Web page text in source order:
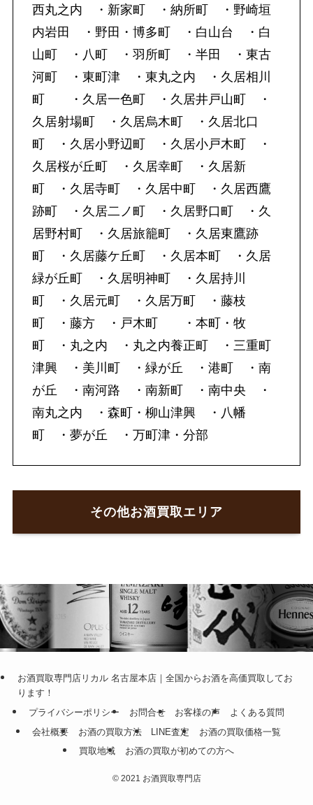
西丸之内 ・新家町 ・納所町 ・野崎垣
内岩田 ・野田・博多町 ・白山台 ・白
山町 ・八町 ・羽所町 ・半田 ・東古
河町 ・東町津 ・東丸之内 ・久居相川
町 ・久居一色町 ・久居井戸山町 ・
久居射場町 ・久居烏木町 ・久居北口
町 ・久居小野辺町 ・久居小戸木町 ・
久居桜が丘町 ・久居幸町 ・久居新
町 ・久居寺町 ・久居中町 ・久居西鷹
跡町 ・久居二ノ町 ・久居野口町 ・久
居野村町 ・久居旅籠町 ・久居東鷹跡
町 ・久居藤ケ丘町 ・久居本町 ・久居
緑が丘町 ・久居明神町 ・久居持川
町 ・久居元町 ・久居万町 ・藤枝
町 ・藤方 ・戸木町 ・本町・牧
町 ・丸之内 ・丸之内養正町 ・三重町
津興 ・美川町 ・緑が丘 ・港町 ・南
が丘 ・南河路 ・南新町 ・南中央 ・
南丸之内 ・森町・柳山津興 ・八幡
町 ・夢が丘 ・万町津・分部
その他お酒買取エリア
お酒買取専門店リカル 名古屋本店｜全国からお酒を高価買取してお
ります！
プライバシーポリシー
お問合せ お客様の声
よくある質問
会社概要
お酒の買取方法 LINE査定
お酒の買取価格一覧
買取地域
お酒の買取が初めての方へ
©2021 お酒買取専門店